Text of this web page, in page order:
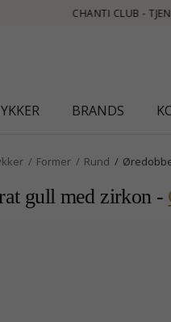
BRANDS
Former Rund
gull med zirkon -